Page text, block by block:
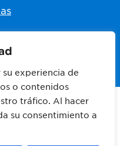
experiencia de
o contenidos
tráfico. Al hacer
su consentimiento a